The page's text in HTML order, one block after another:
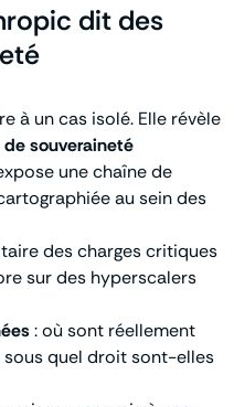
dit des
à un cas isolé. Elle révèle
souveraineté
une chaîne de
au sein des
des charges critiques
sur des hyperscalers
: où sont réellement
sous quel droit sont-elles